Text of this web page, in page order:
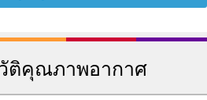
ติคุณภาพอากาศ